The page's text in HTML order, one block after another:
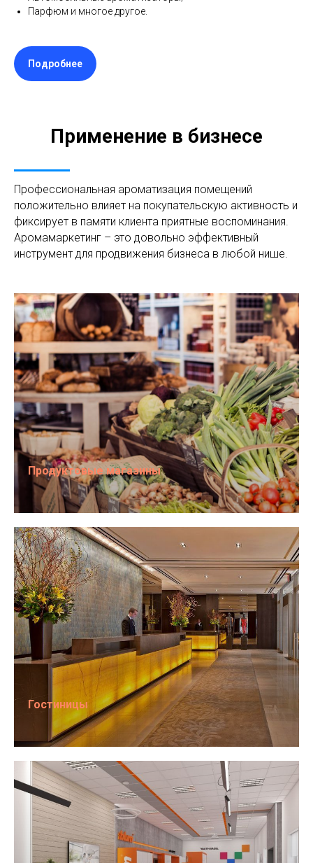
Парфюм и многое другое.
Подробнее
Применение в бизнесе
Профессиональная ароматизация помещений
положительно влияет на покупательскую активность и
фиксирует в памяти клиента приятные воспоминания.
Аромамаркетинг – это довольно эффективный
инструмент для продвижения бизнеса в любой нише.
Продуктовые магазины
Гостиницы